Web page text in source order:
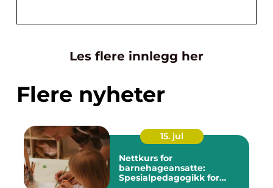
Les flere innlegg her
Flere nyheter
15. jul
Nettkurs for
barnehageansatte:
Spesialpedagogikk for